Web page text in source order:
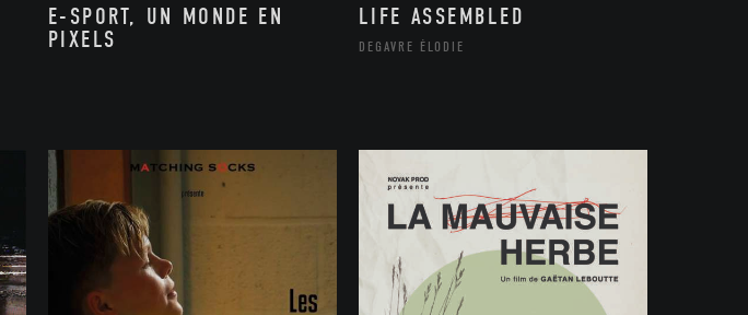
E-SPORT, UN MONDE EN
PIXELS
LIFE ASSEMBLED
DEGAVRE ÉLODIE